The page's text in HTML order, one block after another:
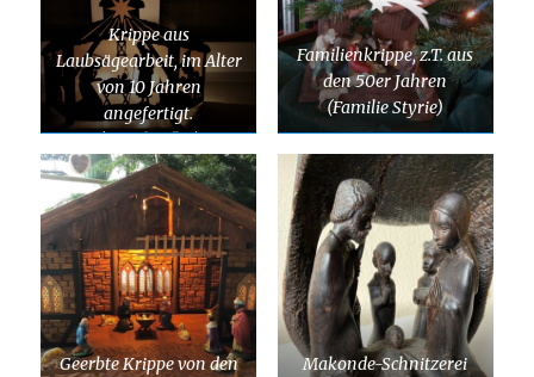
Krippe aus
Laubsägearbeit, im Alter
von 10 Jahren
angefertigt.
(M. Scheffler)
Familienkrippe, z.T. aus
den 50er Jahren
(Familie Styrie)
Geerbte Krippe von den
Makonde-Schnitzerei